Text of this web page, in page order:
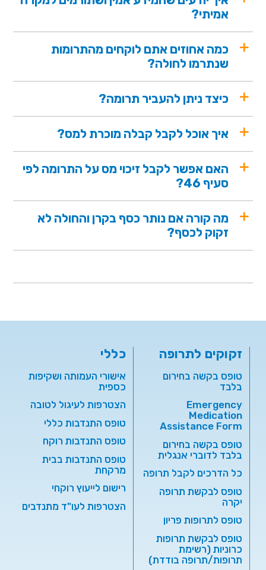
אמיתי?
כמה אחוזים אתם לוקחים מהתרומות
שנתרמו לחולה?
כיצד ניתן להעביר תרומה?
איך אוכל לקבל קבלה מוכרת למס?
האם אפשר לקבל זיכוי מס על התרומה לפי
סעיף 46?
מה קורה אם נותר כסף בקרן והחולה לא
זקוק לכסף?
זקוקים לתרופה
טופס בקשה בחירום
בלבד
Emergency
Medication
Assistance Form
טופס בקשה בחירום
בלבד לדוברי אנגלית
כל הדרכים לקבל תרופה
טופס לבקשת תרופה
יקרה
טופס לתרופות פריון
טופס לבקשת תרופות
כרוניות (רשימת
תרופות/תרופה בודדת)
כללי
אישורי העמותה ושקיפות
כספית
הצטרפות לעיגול לטובה
טופס התנדבות כללי
טופס התנדבות רוקח
טופס התנדבות בבית
מרקחת
רישום לייעוץ רוקחי
הצטרפות לעו"ד מתנדבים